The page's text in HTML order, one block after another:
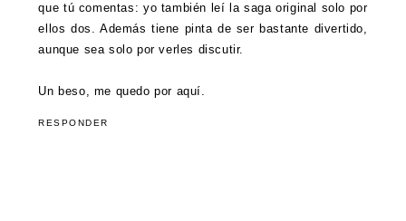
que tú comentas: yo también leí la saga original solo por
ellos dos. Además tiene pinta de ser bastante divertido,
aunque sea solo por verles discutir.
Un beso, me quedo por aquí.
RESPONDER